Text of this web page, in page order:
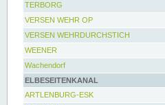
TERBORG
VERSEN WEHR OP
VERSEN WEHRDURCHSTICH
WEENER
Wachendorf
ELBESEITENKANAL
ARTLENBURG-ESK